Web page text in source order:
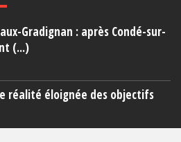
Gradignan : après Condé-sur-
(...)
réalité éloignée des objectifs